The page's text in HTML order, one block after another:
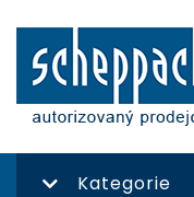
Kategorie